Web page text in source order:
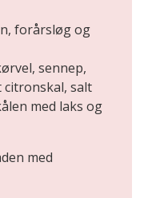
forårsløg og
sennep,
salt
med laks og
med